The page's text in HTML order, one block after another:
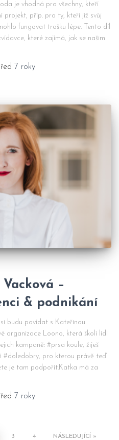
je vhodná pro všechny, kteří
projekt, příp. pro ty, kteří již svůj
fungovat trošku lépe. Tento díl
které zajímá, jak se našim
7 roky
–
& podnikání
si budu povídat s Kateřinou
organizace Loono, která školí lidi
kampaně: #prsa koule, žiješ
#doledobry, pro kterou právě teď
je tam podpořit.Katka má za
7 roky
3 4 NÁSLEDUJÍCÍ